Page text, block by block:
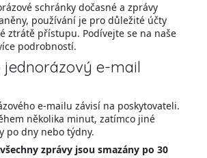
schránky dočasné a zprávy
používání je pro důležité účty
ztrátě přístupu. Podívejte se na naše
podrobností.
jednorázový e-mail
e-mailu závisí na poskytovateli.
několika minut, zatímco jiné
po dny nebo týdny.
všechny zprávy jsou smazány po 30